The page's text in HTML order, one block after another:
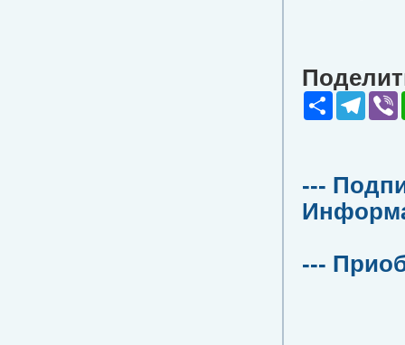
Share
---
---